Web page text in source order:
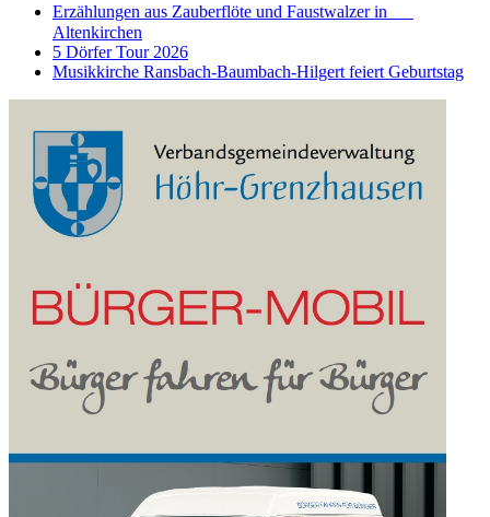
Erzählungen aus Zauberflöte und Faustwalzer in
Altenkirchen
5 Dörfer Tour 2026
Musikkirche Ransbach-Baumbach-Hilgert feiert Geburtstag